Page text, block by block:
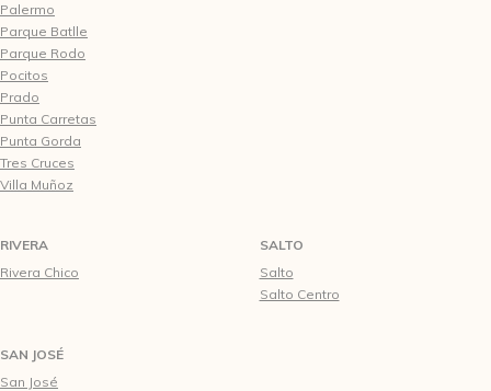
Palermo
Parque Batlle
Parque Rodo
Pocitos
Prado
Punta Carretas
Punta Gorda
Tres Cruces
Villa Muñoz
RIVERA
Rivera Chico
SALTO
Salto
Salto Centro
SAN JOSÉ
San José